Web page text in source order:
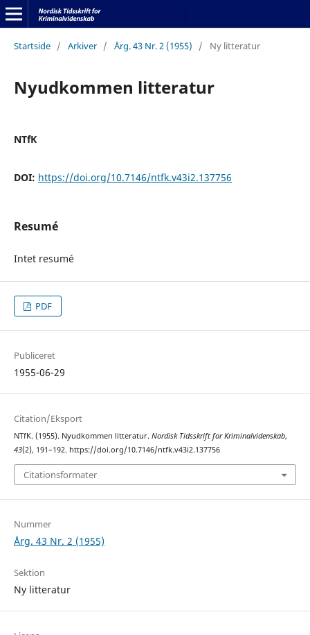
Startside / Arkiver / Årg. 43 Nr. 2 (1955) / Ny litteratur
Nyudkommen litteratur
NTfK
DOI: https://doi.org/10.7146/ntfk.v43i2.137756
Resumé
Intet resumé
PDF
Publiceret
1955-06-29
Citation/Eksport
NTfK. (1955). Nyudkommen litteratur. Nordisk Tidsskrift for Kriminalvidenskab,
43(2), 191–192. https://doi.org/10.7146/ntfk.v43i2.137756
Citationsformater
Nummer
Årg. 43 Nr. 2 (1955)
Sektion
Ny litteratur